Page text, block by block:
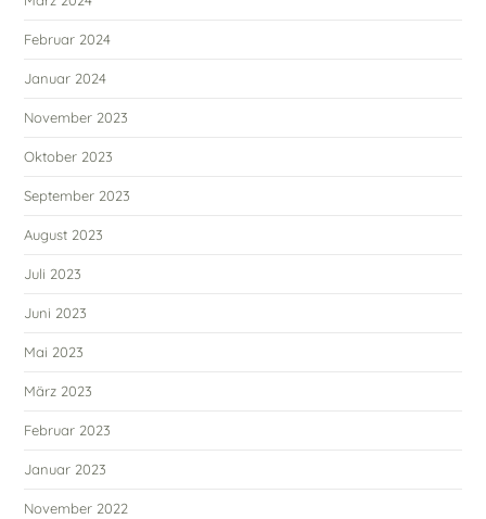
Februar 2024
Januar 2024
November 2023
Oktober 2023
September 2023
August 2023
Juli 2023
Juni 2023
Mai 2023
März 2023
Februar 2023
Januar 2023
November 2022